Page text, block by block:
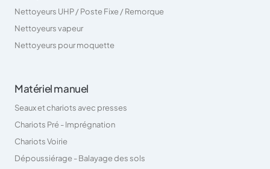
Nettoyeurs UHP / Poste Fixe / Remorque
Nettoyeurs vapeur
Nettoyeurs pour moquette
Matériel manuel
Seaux et chariots avec presses
Chariots Pré - Imprégnation
Chariots Voirie
Dépoussiérage - Balayage des sols